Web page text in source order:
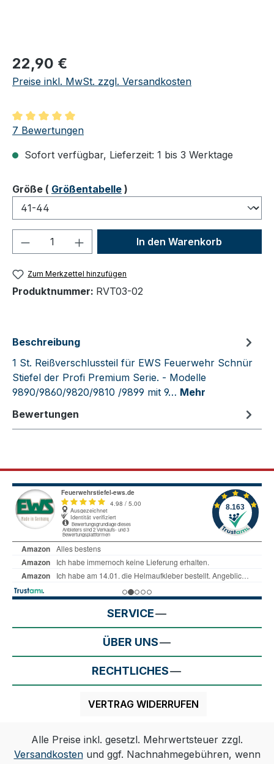
Regulärer Preis:
22,90 €
Preise inkl. MwSt. zzgl. Versandkosten
Durchschnittliche Bewertung von 5 von 5 Sternen
7 Bewertungen
Sofort verfügbar, Lieferzeit: 1 bis 3 Werktage
Größeauswählen
( Größentabelle )
Produkt Anzahl: Gib denIn den Warenkorb
Zum Merkzettel hinzufügen
Produktnummer: RVT03-02
Beschreibung
1 St. Reißverschlussteil für EWS Feuerwehr Schnür
Stiefel der Profi Premium Serie. - Modelle
9890/9860/9820/9810 /9899 mit 9… Mehr
Bewertungen
SERVICE
ÜBER UNS
RECHTLICHES
VERTRAG WIDERRUFEN
Alle Preise inkl. gesetzl. Mehrwertsteuer zzgl.
Versandkostenund ggf. Nachnahmegebühren, wenn